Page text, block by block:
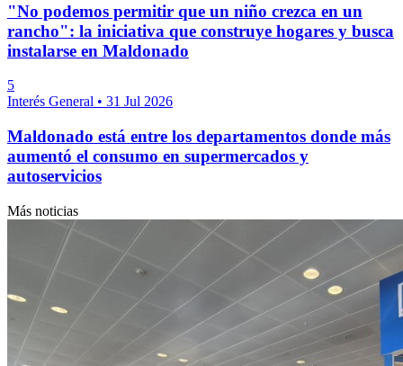
"No podemos permitir que un niño crezca en un
rancho": la iniciativa que construye hogares y busca
instalarse en Maldonado
5
Interés General • 31 Jul 2026
Maldonado está entre los departamentos donde más
aumentó el consumo en supermercados y
autoservicios
Más noticias